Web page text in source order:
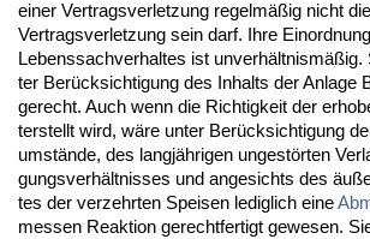
ei­ner Ver­trags­ver­let­zung re­gelmäßig nicht
Ver­trags­ver­let­zung sein darf. Ih­re
Le­bens­sach­ver­hal­tes ist
ter Berück­sich­ti­gung des In­halts der An­la­ge
ge­recht. Auch wenn die Rich­tig­keit der
ter­stellt wird, wäre un­ter Berück­sich­ti­gung
umstände, des langjähri­gen un­gestörten
gungs­verhält­nis­ses und an­ge­sichts des
tes der ver­zehr­ten Spei­sen le­dig­lich ei­ne
mes­sen Re­ak­ti­on ge­recht­fer­tigt ge­we­sen.